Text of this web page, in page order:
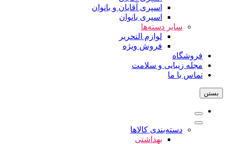
اسپری آقایان و بانوان
اسپری بانوان
سایر دسته‌ها
لوازم التحریر
فروش ویژه
فروشگاه
مجله زیبایی و سلامت
تماس با ما
بستن
دسته‌بندی کالاها
بهداشتی